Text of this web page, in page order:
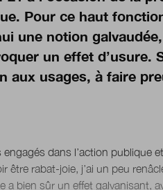
Pour ce haut
une notion
un effet d’usure.
aux usages, à faire
dans l’action publique
être rabat-joie, j’ai un peu
bien sûr un effet galvanisant,